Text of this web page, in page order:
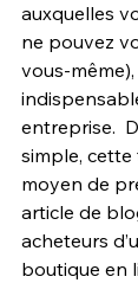
auxquelles
ne pouvez
vous-
entreprise.
simple,
moyen de
article de
acheteurs
boutique en